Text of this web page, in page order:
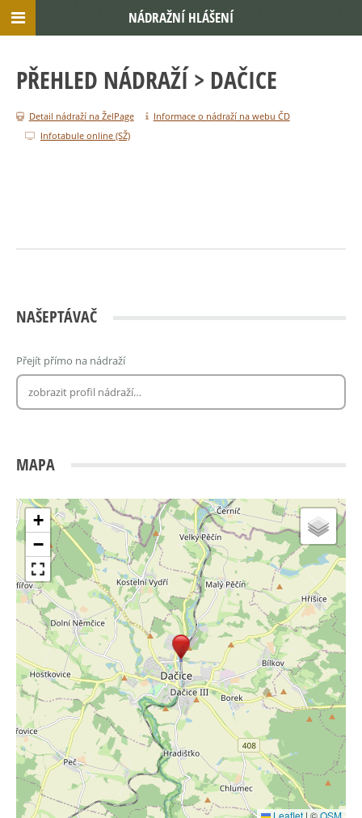
PŘEHLED NÁDRAŽÍ > DAČICE
Detail nádraží na ŽelPage
Informace o nádraží na webu ČD
Infotabule online (SŽ)
NAŠEPTÁVAČ
Přejít přímo na nádraží
MAPA
+
−
NÁDRAŽNÍ HLÁŠENÍ